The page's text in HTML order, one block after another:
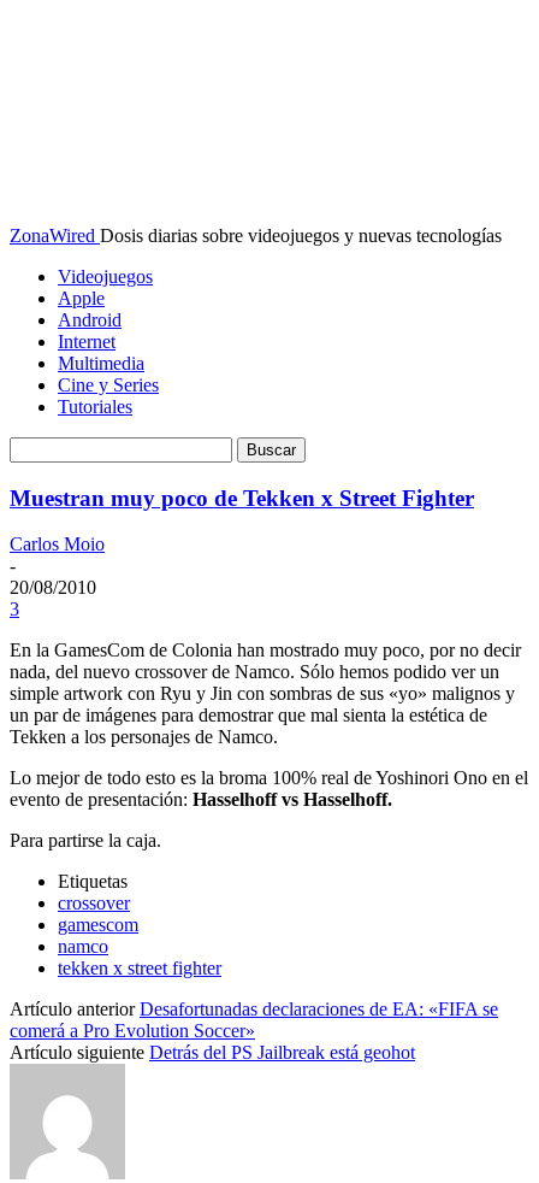
ZonaWired Dosis diarias sobre videojuegos y nuevas tecnologías
Videojuegos
Apple
Android
Internet
Multimedia
Cine y Series
Tutoriales
Muestran muy poco de Tekken x Street Fighter
Carlos Moio
-
20/08/2010
3
En la GamesCom de Colonia han mostrado muy poco, por no decir
nada, del nuevo crossover de Namco. Sólo hemos podido ver un
simple artwork con Ryu y Jin con sombras de sus «yo» malignos y
un par de imágenes para demostrar que mal sienta la estética de
Tekken a los personajes de Namco.
Lo mejor de todo esto es la broma 100% real de Yoshinori Ono en el
evento de presentación: Hasselhoff vs Hasselhoff.
Para partirse la caja.
Etiquetas
crossover
gamescom
namco
tekken x street fighter
Artículo anterior Desafortunadas declaraciones de EA: «FIFA se
comerá a Pro Evolution Soccer»
Artículo siguiente Detrás del PS Jailbreak está geohot